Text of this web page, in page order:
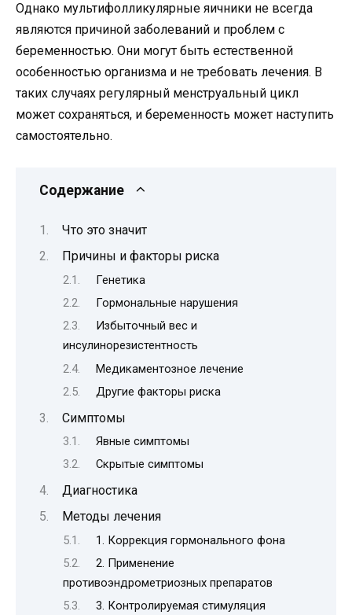
Однако мультифолликулярные яичники не всегда
являются причиной заболеваний и проблем с
беременностью. Они могут быть естественной
особенностью организма и не требовать лечения. В
таких случаях регулярный менструальный цикл
может сохраняться, и беременность может наступить
самостоятельно.
Содержание
Что это значит
Причины и факторы риска
Генетика
Гормональные нарушения
Избыточный вес и
инсулинорезистентность
Медикаментозное лечение
Другие факторы риска
Симптомы
Явные симптомы
Скрытые симптомы
Диагностика
Методы лечения
1. Коррекция гормонального фона
2. Применение
противоэндрометриозных препаратов
3. Контролируемая стимуляция